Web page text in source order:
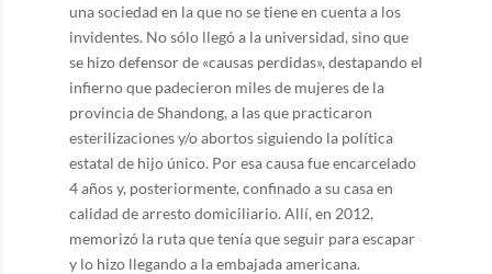
una sociedad en la que no se tiene en cuenta a los
invidentes. No sólo llegó a la universidad, sino que
se hizo defensor de «causas perdidas», destapando el
infierno que padecieron miles de mujeres de la
provincia de Shandong, a las que practicaron
esterilizaciones y/o abortos siguiendo la política
estatal de hijo único. Por esa causa fue encarcelado
4 años y, posteriormente, confinado a su casa en
calidad de arresto domiciliario. Allí, en 2012,
memorizó la ruta que tenía que seguir para escapar
y lo hizo llegando a la embajada americana.